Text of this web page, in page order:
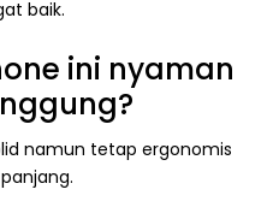
baik.
ini nyaman
namun tetap ergonomis